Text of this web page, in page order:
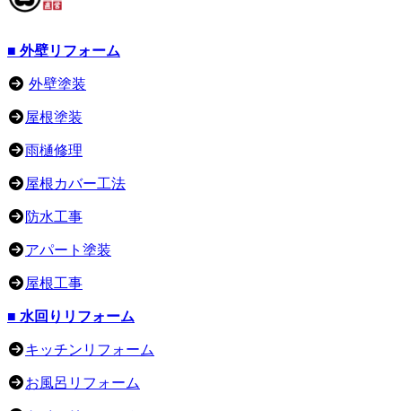
■ 外壁リフォーム
外壁塗装
屋根塗装
雨樋修理
屋根カバー工法
防水工事
アパート塗装
屋根工事
■ 水回りリフォーム
キッチンリフォーム
お風呂リフォーム